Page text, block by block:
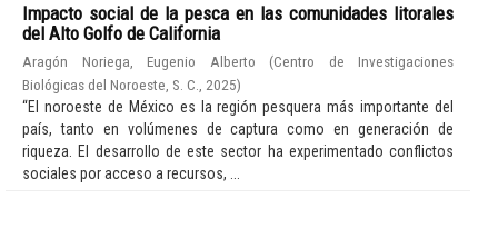
Impacto social de la pesca en las comunidades litorales
del Alto Golfo de California
Aragón Noriega, Eugenio Alberto (Centro de Investigaciones
Biológicas del Noroeste, S. C.
2025)
“El noroeste de México es la región pesquera más importante del
país, tanto en volúmenes de captura como en generación de
riqueza. El desarrollo de este sector ha experimentado conflictos
sociales por acceso a recursos, ...